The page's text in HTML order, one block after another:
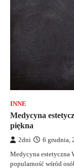
INNE
Medycyna
piękna
2dni 6 grudnia,
Medycyna estetyczna
popularność wśród